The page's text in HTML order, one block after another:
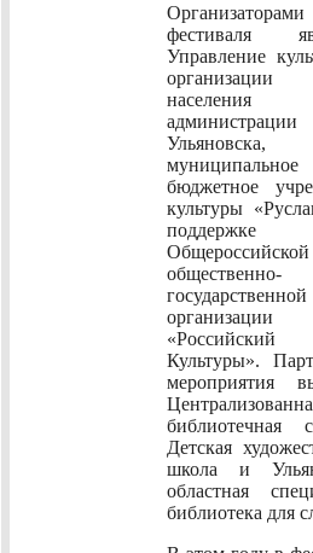
Организаторами
фестиваля
Управление
организации
населения
администрации
Ульяновска,
муниципальное
бюджетное
культуры
поддержке
Общероссийской
общественно-
государственной
организации
Культуры».
мероприятия
библиотечная
Детская
школа и
областная
библиотека для